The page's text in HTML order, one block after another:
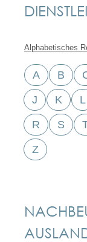
Alphabetisches
A B
J K L
R S
Z